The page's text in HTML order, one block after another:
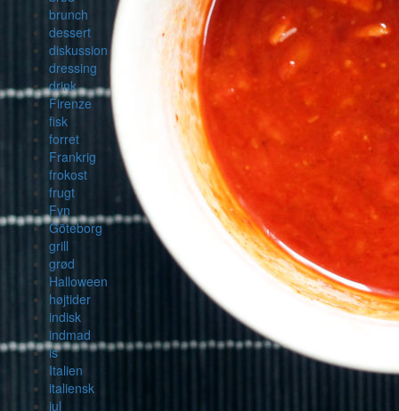
brunch
dessert
diskussion
dressing
drink
Firenze
fisk
forret
Frankrig
frokost
frugt
Fyn
Göteborg
grill
grød
Halloween
højtider
indisk
indmad
is
Italien
italiensk
jul